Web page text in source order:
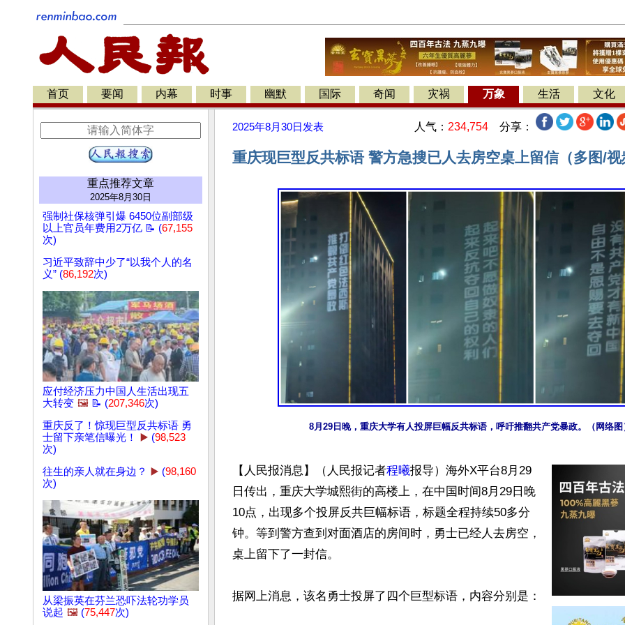
首页 要闻 内幕 时事 幽默 国际 奇闻 灾祸 万象 生活 文化
重点推荐文章
2025年8月30日
强制社保核弹引爆 6450位副部级
以上官员年费用2万亿 📝 (67,155
次)
习近平致辞中少了“以我个人的名
义” (86,192次)
应付经济压力中国人生活出现五
大转变 🖼️ 📝 (207,346次)
重庆反了！惊现巨型反共标语 勇
士留下亲笔信曝光！
▶️ (98,523
次)
往生的亲人就在身边？
▶️ (98,160
次)
从梁振英在芬兰恐吓法轮功学员
说起 🖼️ (75,447次)
2025年8月30日 发表 人气： 234,754 分享：
重庆现巨型反共标语 警方急搜已人去房空桌上留信（多图/视
8月29日晚，重庆大学有人投屏巨幅反共标语，呼吁推翻共产党暴政。（网络图
【人民报消息】（人民报记者程曦报导）海外X平台8月29
日传出，重庆大学城熙街的高楼上，在中国时间8月29日晚
10点，出现多个投屏反共巨幅标语，标题全程持续50多分
钟。等到警方查到对面酒店的房间时，勇士已经人去房空，
桌上留下了一封信。
据网上消息，该名勇士投屏了四个巨型标语，内容分别是：